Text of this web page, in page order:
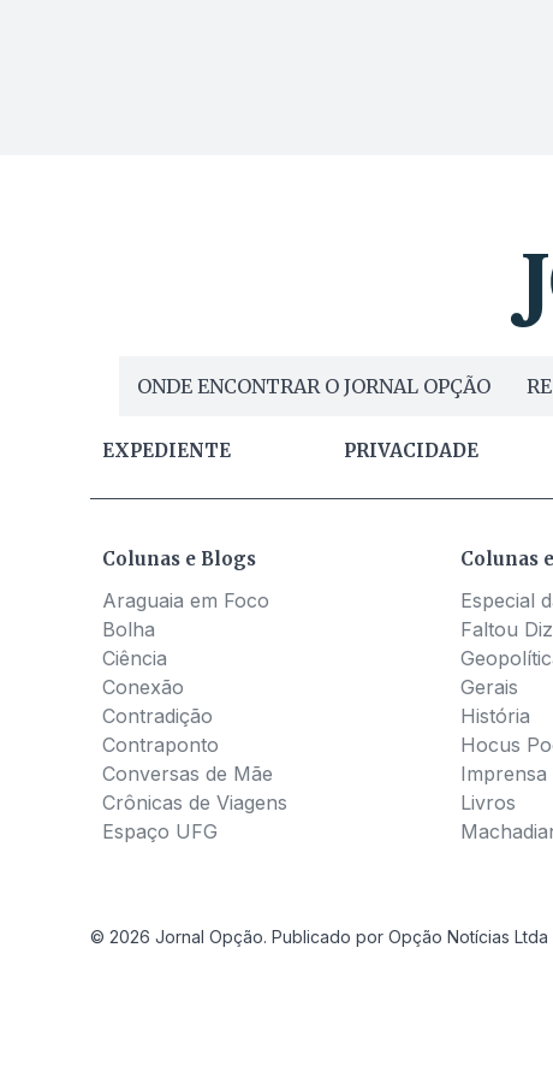
ONDE ENCONTRAR O JORNAL OPÇÃO
EXPEDIENTE PRIVACIDADE
Colunas e Blogs
Araguaia em Foco
Bolha
Ciência
Conexão
Contradição
Contraponto
Conversas de Mãe
Crônicas de Viagens
Espaço UFG
Colunas
Especial
Faltou
Gerais
História
Hocus
Imprensa
Livros
© 2026 Jornal Opção. Publicado por Opção Notícias